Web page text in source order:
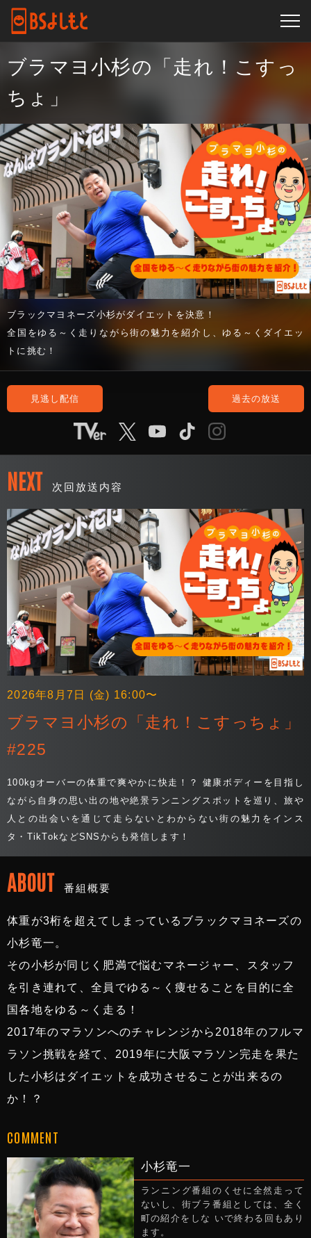
ブラマヨ小杉の「走れ！こすっ
ちょ」
ブラックマヨネーズ小杉がダイエットを決意！
全国をゆる～く走りながら街の魅力を紹介し、ゆる～くダイエッ
トに挑む！
見逃し配信 過去の放送
NEXT 次回放送内容
2026年8月7日 (金) 16:00〜
ブラマヨ小杉の「走れ！こすっちょ」
#225
100kgオーバーの体重で爽やかに快走！？ 健康ボディーを目指し
ながら自身の思い出の地や絶景ランニングスポットを巡り、旅や
人との出会いを通じて走らないとわからない街の魅力をインス
タ・TikTokなどSNSからも発信します！
ABOUT 番組概要
体重が3桁を超えてしまっているブラックマヨネーズの
小杉竜一。
その小杉が同じく肥満で悩むマネージャー、スタッフ
を引き連れて、全員でゆる～く痩せることを目的に全
国各地をゆる～く走る！
2017年のマラソンへのチャレンジから2018年のフルマ
ラソン挑戦を経て、2019年に大阪マラソン完走を果た
した小杉はダイエットを成功させることが出来るの
か！？
COMMENT
小杉竜一
ランニング番組のくせに全然走って
ないし、街ブラ番組としては、全く
町の紹介をしな いで終わる回もあり
ます。